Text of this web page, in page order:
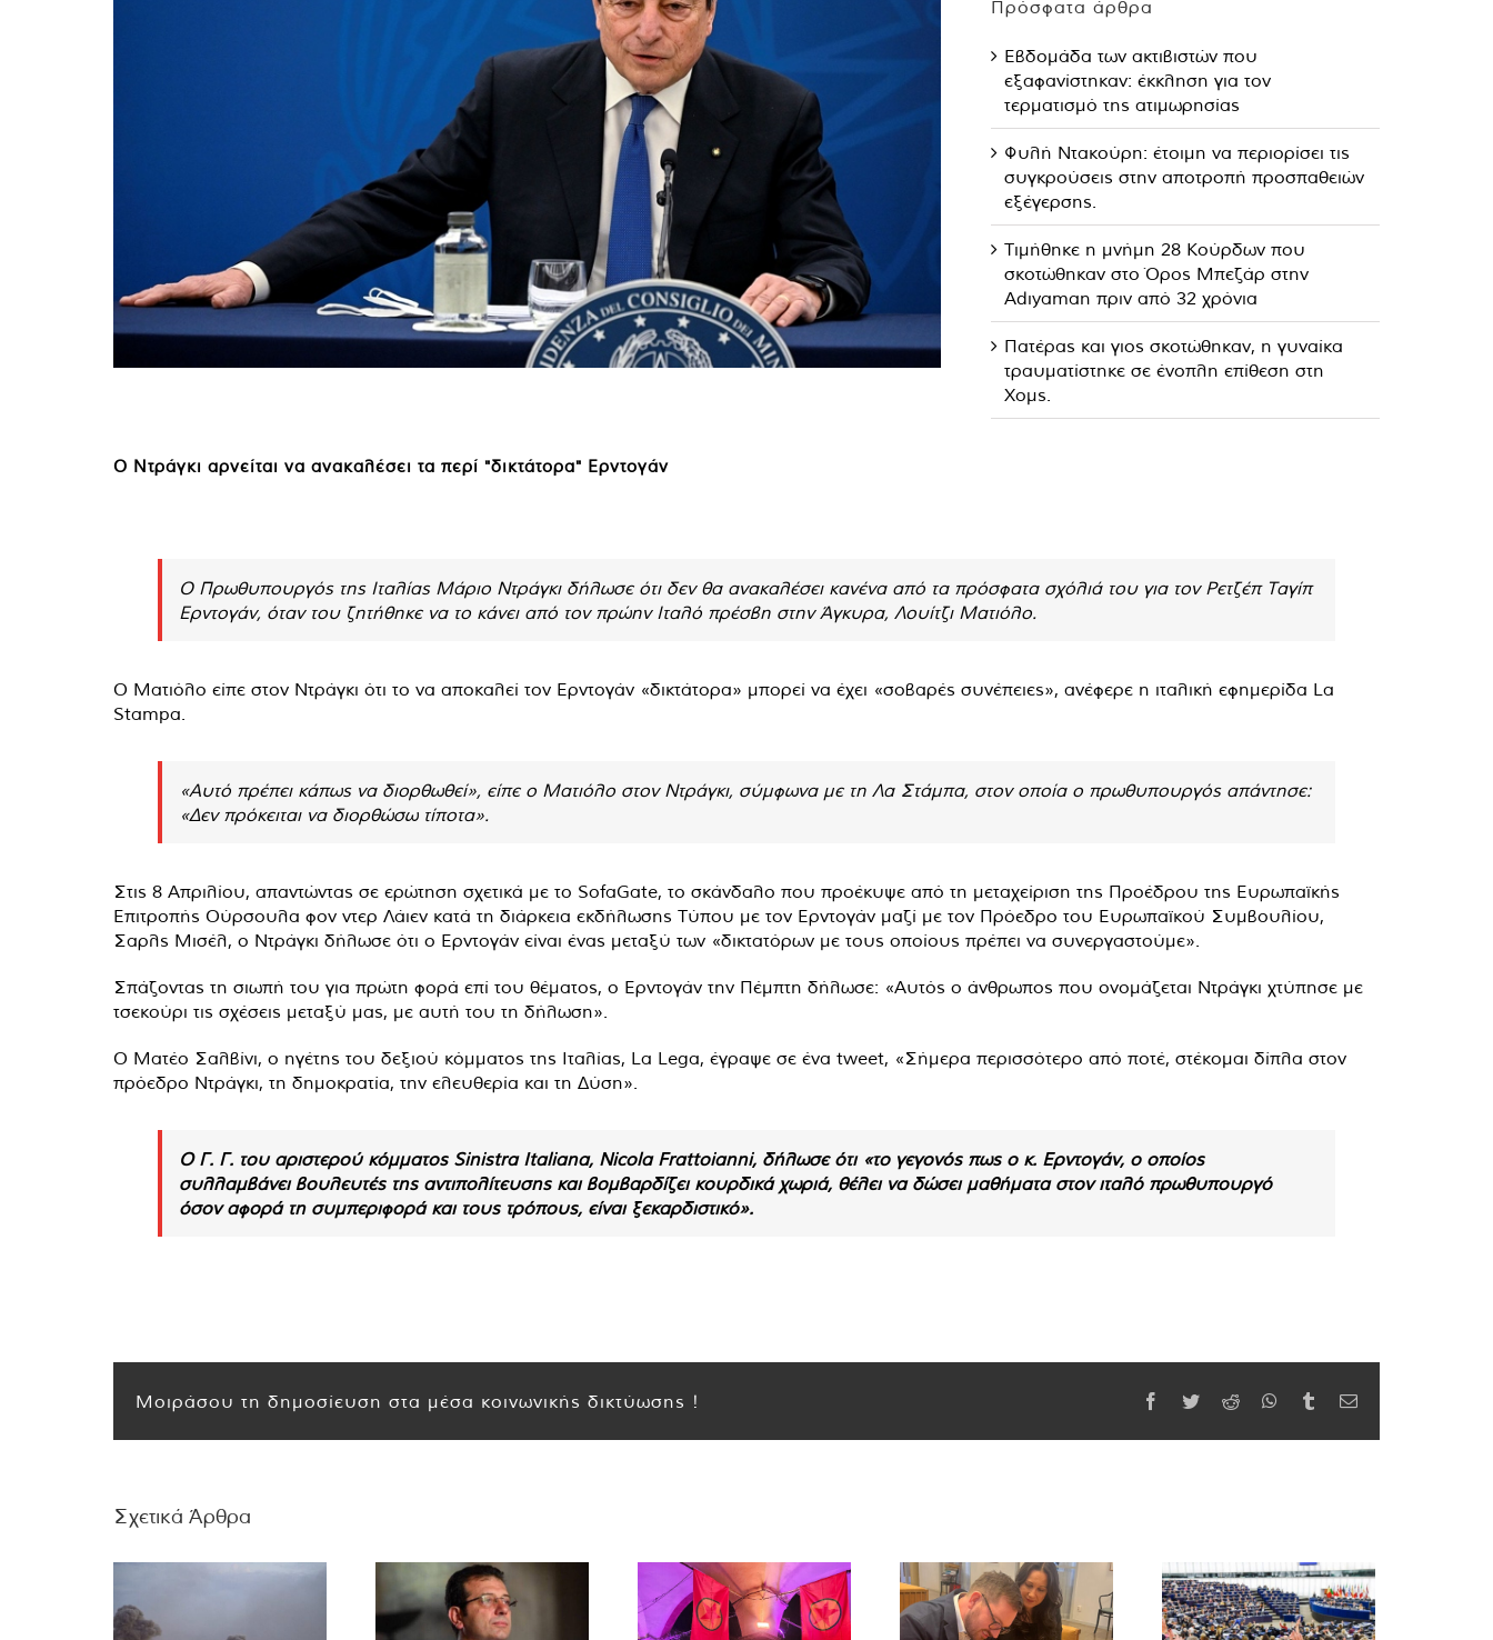
Πρόσφατα άρθρα
Εβδομάδα των ακτιβιστών που
εξαφανίστηκαν: έκκληση για τον
τερματισμό της ατιμωρησίας
Φυλή Ντακούρη: έτοιμη να περιορίσει τις
συγκρούσεις στην αποτροπή προσπαθειών
εξέγερσης.
Τιμήθηκε η μνήμη 28 Κούρδων που
σκοτώθηκαν στο Όρος Μπεζάρ στην
Adıyaman πριν από 32 χρόνια
Πατέρας και γιος σκοτώθηκαν, η γυναίκα
τραυματίστηκε σε ένοπλη επίθεση στη
Χομς.
Ο Ντράγκι αρνείται να ανακαλέσει τα περί "δικτάτορα" Ερντογάν
Ο Πρωθυπουργός της Ιταλίας Μάριο Ντράγκι δήλωσε ότι δεν θα ανακαλέσει κανένα από τα πρόσφατα σχόλιά του για τον Ρετζέπ Ταγίπ
Ερντογάν, όταν του ζητήθηκε να το κάνει από τον πρώην Ιταλό πρέσβη στην Άγκυρα, Λουίτζι Ματιόλο.
Ο Ματιόλο είπε στον Ντράγκι ότι το να αποκαλεί τον Ερντογάν «δικτάτορα» μπορεί να έχει «σοβαρές συνέπειες», ανέφερε η ιταλική εφημερίδα La
Stampa.
«Αυτό πρέπει κάπως να διορθωθεί», είπε ο Ματιόλο στον Ντράγκι, σύμφωνα με τη Λα Στάμπα, στον οποία ο πρωθυπουργός απάντησε:
«Δεν πρόκειται να διορθώσω τίποτα».
Στις 8 Απριλίου, απαντώντας σε ερώτηση σχετικά με το SofaGate, το σκάνδαλο που προέκυψε από τη μεταχείριση της Προέδρου της Ευρωπαϊκής
Επιτροπής Ούρσουλα φον ντερ Λάιεν κατά τη διάρκεια εκδήλωσης Τύπου με τον Ερντογάν μαζί με τον Πρόεδρο του Ευρωπαϊκού Συμβουλίου,
Σαρλς Μισέλ, ο Ντράγκι δήλωσε ότι ο Ερντογάν είναι ένας μεταξύ των «δικτατόρων με τους οποίους πρέπει να συνεργαστούμε».
Σπάζοντας τη σιωπή του για πρώτη φορά επί του θέματος, ο Ερντογάν την Πέμπτη δήλωσε: «Αυτός ο άνθρωπος που ονομάζεται Ντράγκι χτύπησε με
τσεκούρι τις σχέσεις μεταξύ μας, με αυτή του τη δήλωση».
Ο Ματέο Σαλβίνι, ο ηγέτης του δεξιού κόμματος της Ιταλίας, La Lega, έγραψε σε ένα tweet, «Σήμερα περισσότερο από ποτέ, στέκομαι δίπλα στον
πρόεδρο Ντράγκι, τη δημοκρατία, την ελευθερία και τη Δύση».
Ο Γ. Γ. του αριστερού κόμματος Sinistra Italiana, Nicola Frattoianni, δήλωσε ότι «το γεγονός πως ο κ. Ερντογάν, ο οποίος
συλλαμβάνει βουλευτές της αντιπολίτευσης και βομβαρδίζει κουρδικά χωριά, θέλει να δώσει μαθήματα στον ιταλό πρωθυπουργό
όσον αφορά τη συμπεριφορά και τους τρόπους, είναι ξεκαρδιστικό».
Μοιράσου τη δημοσίευση στα μέσα κοινωνικής δικτύωσης ! Facebook
TwitterReddit WhatsApp
TumblrEmail
Σχετικά Άρθρα